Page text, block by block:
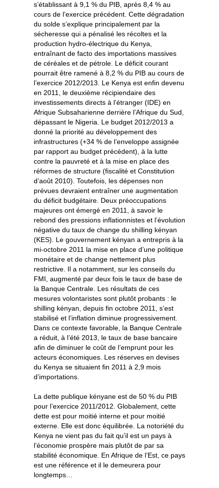
s’établissant à 9,1 % du PIB, après 8,4 % au
cours de l’exercice précédent. Cette dégradation
du solde s’explique principalement par la
sécheresse qui a pénalisé les récoltes et la
production hydro-électrique du Kenya,
entraînant de facto des importations massives
de céréales et de pétrole. Le déficit courant
pourrait être ramené à 8,2 % du PIB au cours de
l’exercice 2012/2013. Le Kenya est enfin devenu
en 2011, le deuxième récipiendaire des
investissements directs à l’étranger (IDE) en
Afrique Subsaharienne derrière l’Afrique du Sud,
dépassant le Nigeria. Le budget 2012/2013 a
donné la priorité au développement des
infrastructures (+34 % de l’enveloppe assignée
par rapport au budget précédent), à la lutte
contre la pauvreté et à la mise en place des
réformes de structure (fiscalité et Constitution
d’août 2010). Toutefois, les dépenses non
prévues devraient entraîner une augmentation
du déficit budgétaire. Deux préoccupations
majeures ont émergé en 2011, à savoir le
rebond des pressions inflationnistes et l’évolution
négative du taux de change du shilling kényan
(KES). Le gouvernement kényan a entrepris à la
mi-octobre 2011 la mise en place d’une politique
monétaire et de change nettement plus
restrictive. Il a notamment, sur les conseils du
FMI, augmenté par deux fois le taux de base de
la Banque Centrale. Les résultats de ces
mesures volontaristes sont plutôt probants : le
shilling kényan, depuis fin octobre 2011, s’est
stabilisé et l’inflation diminue progressivement.
Dans ce contexte favorable, la Banque Centrale
a réduit, à l’été 2013, le taux de base bancaire
afin de diminuer le coût de l’emprunt pour les
acteurs économiques. Les réserves en devises
du Kenya se situaient fin 2011 à 2,9 mois
d’importations.
La dette publique kényane est de 50 % du PIB
pour l’exercice 2011/2012. Globalement, cette
dette est pour moitié interne et pour moitié
externe. Elle est donc équilibrée. La notoriété du
Kenya ne vient pas du fait qu’il est un pays à
l’économie prospère mais plutôt de par sa
stabilité économique. En Afrique de l’Est, ce pays
est une référence et il le demeurera pour
longtemps…